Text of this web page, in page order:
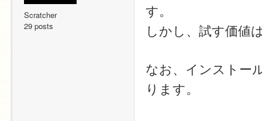
Scratcher
29 posts
す。
しかし、試す価値
なお、インストー
ります。